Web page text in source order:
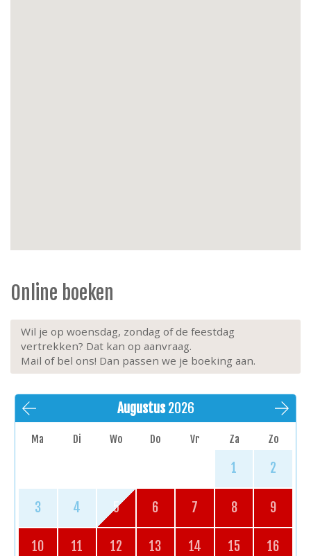
Online boeken
Wil je op woensdag, zondag of de feestdag
vertrekken? Dat kan op aanvraag.
Mail of bel ons! Dan passen we je boeking aan.
Augustus 2026
Ma Di Wo Do Vr Za Zo
1 2
3 4 5 6 7 8 9
10 11 12 13 14 15 16